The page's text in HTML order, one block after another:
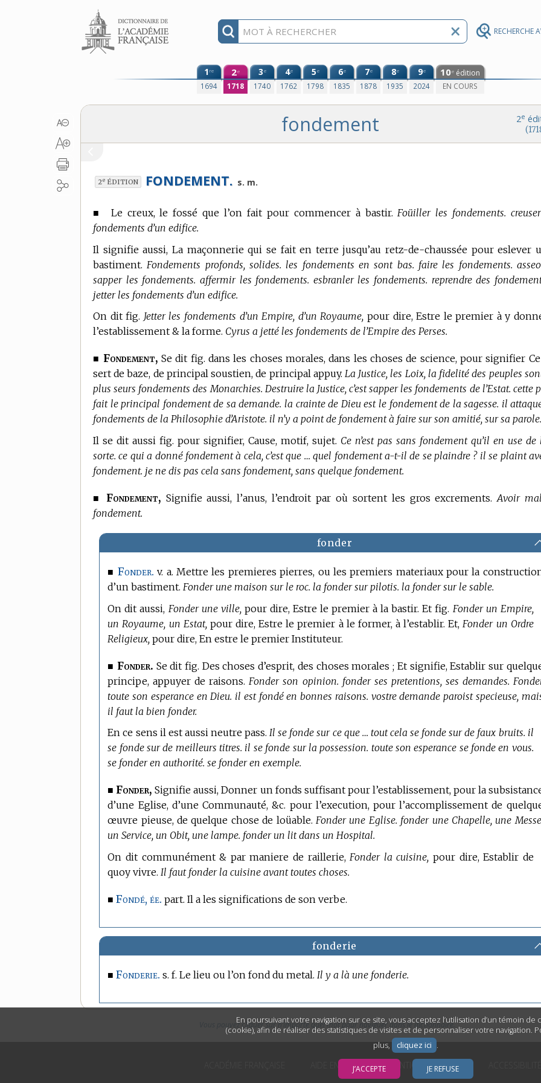
En poursuivant votre navigation sur ce site, vous acceptez l’utilisation d’un témoin de
(cookie), afin de réaliser des statistiques de visites et de personnaliser votre navigation.
plus,
cliquez ici .
J’ACCEPTE JE REFUSE
RECHERCHE
Aller au contenu
1re
1694
2e
1718
3e
1740
4e
1762
5e
1798
6e
1835
7e
1878
8e
1935
9e
2024
10e édition
EN COURS
2e
fondement
2e ÉDITION FONDEMENT. s. m.
■ Le creux, le fossé que l’on fait pour commencer à bastir. Foüiller les fondements.
fondements d’un edifice.
Il signifie aussi, La maçonnerie qui se fait en terre jusqu’au retz-de-chaussée pour eslever
bastiment. Fondements profonds, solides. les fondements en sont bas. faire les fondements.
sapper les fondements. affermir les fondements. esbranler les fondements. reprendre des
jetter les fondements d’un edifice.
On dit fig. Jetter les fondements d’un Empire, d’un Royaume, pour dire, Estre le premier à y
l’establissement & la forme. Cyrus a jetté les fondements de l’Empire des Perses.
■ Fondement, Se dit fig. dans les choses morales, dans les choses de science, pour signifier
sert de baze, de principal soustien, de principal appuy.La Justice, les Loix, la fidelité des peuples
plus seurs fondements des Monarchies. Destruire la Justice, c’est sapper les fondements de l’Estat. cette
fait le principal fondement de sa demande. la crainte de Dieu est le fondement de la sagesse. il
fondements de la Philosophie d’Aristote. il n’y a point de fondement à faire sur son amitié, sur sa parole.
Il se dit aussi fig. pour signifier, Cause, motif, sujet. Ce n’est pas sans fondement qu’il en use de
sorte. ce qui a donné fondement à cela, c’est que … quel fondement a-t-il de se plaindre ? il se plaint
fondement. je ne dis pas cela sans fondement, sans quelque fondement.
■ Fondement, Signifie aussi, l’anus, l’endroit par où sortent les gros excrements.Avoir
fondement.
fonder
■Fonder. v. a. Mettre les premieres pierres, ou les premiers materiaux pour la
d’un bastiment. Fonder une maison sur le roc. la fonder sur pilotis. la fonder sur le sable.
On dit aussi, Fonder une ville, pour dire, Estre le premier à la bastir. Et fig. Fonder un Empire,
un Royaume, un Estat, pour dire, Estre le premier à le former, à l’establir. Et, Fonder un Ordre
Religieux, pour dire, En estre le premier Instituteur.
■ Fonder. Se dit fig. Des choses d’esprit, des choses morales ; Et signifie, Establir sur
principe, appuyer de raisons. Fonder son opinion. fonder ses pretentions, ses demandes.
toute son esperance en Dieu. il est fondé en bonnes raisons. vostre demande paroist specieuse,
il faut la bien fonder.
En ce sens il est aussi neutre pass.Il se fonde sur ce que … tout cela se fonde sur de faux bruits. il
se fonde sur de meilleurs titres. il se fonde sur la possession. toute son esperance se fonde en vous.
se fonder en authorité. se fonder en exemple.
■Fonder, Signifie aussi, Donner un fonds suffisant pour l’establissement, pour la
d’une Eglise, d’une Communauté, &c. pour l’execution, pour l’accomplissement de
œuvre pieuse, de quelque chose de loüable.Fonder une Eglise. fonder une Chapelle, une
un Service, un Obit, une lampe. fonder un lit dans un Hospital.
On dit communément & par maniere de raillerie, Fonder la cuisine, pour dire, Establir de
quoy vivre. Il faut fonder la cuisine avant toutes choses.
■Fondé, ée. part. Il a les significations de son verbe.
fonderie
■Fonderie. s. f. Le lieu ou l’on fond du metal. Il y a là une fonderie.
Vous pouvez cliquer sur n’importe quel mot pour naviguer dans le dictionnaire.
AIDE EN LIGNE MENTIONS LÉGALES